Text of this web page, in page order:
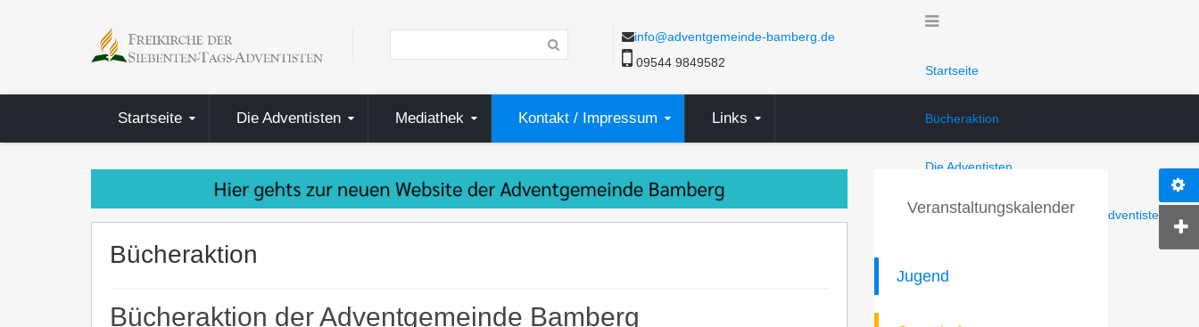
info@adventgemeinde-bamberg.de
09544 9849582
Startseite Die Adventisten Mediathek Kontakt / Impressum Links
Startseite
Bücheraktion
Die Adventisten
Freikirche der Siebenten-Tags-Adventisten
Bücheraktion
Bücheraktion der Adventgemeinde Bamberg
Veranstaltungskalender
Jugend